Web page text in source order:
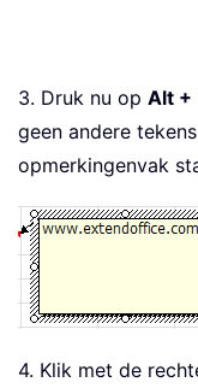
3. Druk nu op Alt +
geen andere
opmerkingenvak
4. Klik met de